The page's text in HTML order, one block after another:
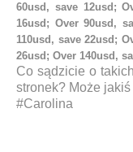
60usd, save 12usd;
16usd; Over 90usd,
110usd, save 22usd;
26usd; Over 140usd,
Co sądzicie o
stronek? Może
#Carolina